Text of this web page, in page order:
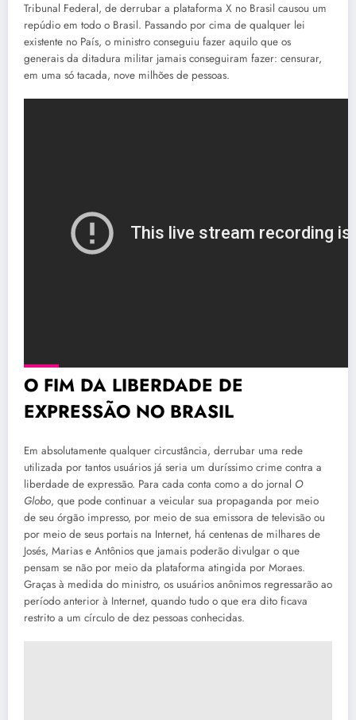
Tribunal Federal, de derrubar a plataforma X no Brasil causou um
repúdio em todo o Brasil. Passando por cima de qualquer lei
existente no País, o ministro conseguiu fazer aquilo que os
generais da ditadura militar jamais conseguiram fazer: censurar,
em uma só tacada, nove milhões de pessoas.
O FIM DA LIBERDADE DE
EXPRESSÃO NO BRASIL
Em absolutamente qualquer circustância, derrubar uma rede
utilizada por tantos usuários já seria um duríssimo crime contra a
liberdade de expressão. Para cada conta como a do jornal O
Globo, que pode continuar a veicular sua propaganda por meio
de seu órgão impresso, por meio de sua emissora de televisão ou
por meio de seus portais na Internet, há centenas de milhares de
Josés, Marias e Antônios que jamais poderão divulgar o que
pensam se não por meio da plataforma atingida por Moraes.
Graças à medida do ministro, os usuários anônimos regressarão ao
período anterior à Internet, quando tudo o que era dito ficava
restrito a um círculo de dez pessoas conhecidas.